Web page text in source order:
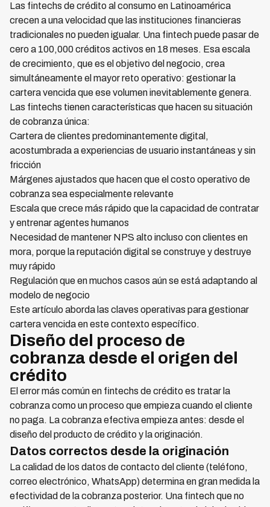
Las fintechs de crédito al consumo en Latinoamérica
crecen a una velocidad que las instituciones financieras
tradicionales no pueden igualar. Una fintech puede pasar de
cero a 100,000 créditos activos en 18 meses. Esa escala
de crecimiento, que es el objetivo del negocio, crea
simultáneamente el mayor reto operativo: gestionar la
cartera vencida que ese volumen inevitablemente genera.
Las fintechs tienen características que hacen su situación
de cobranza única:
Cartera de clientes predominantemente digital,
acostumbrada a experiencias de usuario instantáneas y sin
fricción
Márgenes ajustados que hacen que el costo operativo de
cobranza sea especialmente relevante
Escala que crece más rápido que la capacidad de contratar
y entrenar agentes humanos
Necesidad de mantener NPS alto incluso con clientes en
mora, porque la reputación digital se construye y destruye
muy rápido
Regulación que en muchos casos aún se está adaptando al
modelo de negocio
Este artículo aborda las claves operativas para gestionar
cartera vencida en este contexto específico.
Diseño del proceso de
cobranza desde el origen del
crédito
El error más común en fintechs de crédito es tratar la
cobranza como un proceso que empieza cuando el cliente
no paga. La cobranza efectiva empieza antes: desde el
diseño del producto de crédito y la originación.
Datos correctos desde la originación
La calidad de los datos de contacto del cliente (teléfono,
correo electrónico, WhatsApp) determina en gran medida la
efectividad de la cobranza posterior. Una fintech que no